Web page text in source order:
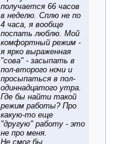
получается 66 часов
в неделю. Сплю не по
4 часа, я вообще
поспать люблю. Мой
комфортный режим -
я ярко выраженная
"сова" - засыпать в
пол-второго ночи и
просыпаться в пол-
одиннадцатого утра.
Где бы найти такой
режим работы? Про
какую-то еще
"другую" работу - это
не про меня.
Не смог бы